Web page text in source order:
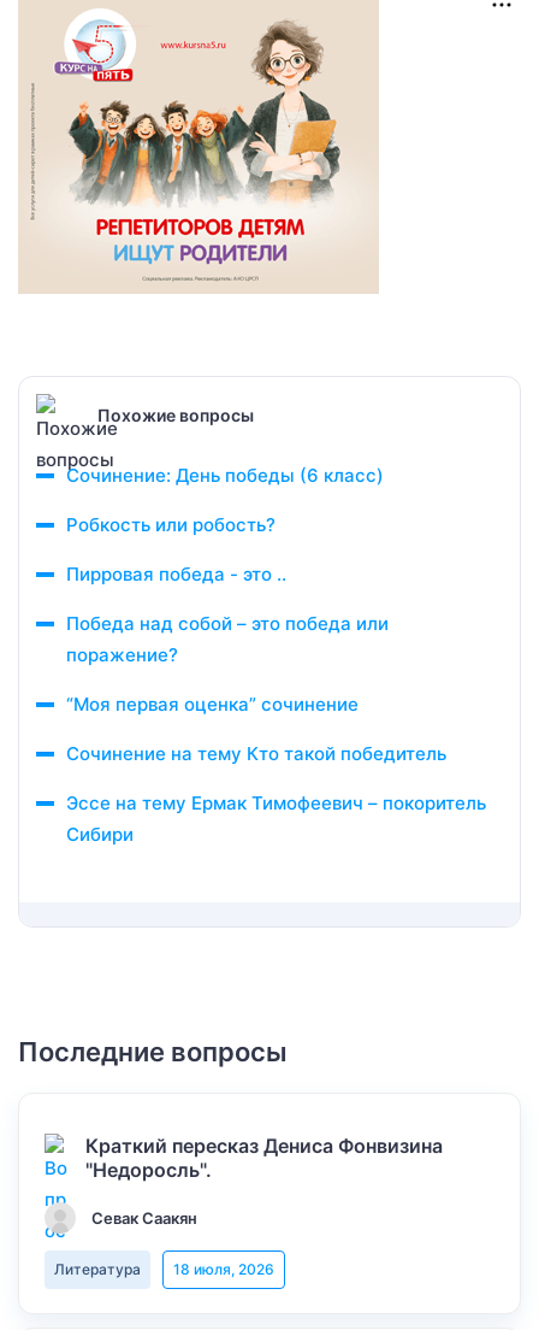
Похожие вопросы
Сочинение: День победы (6 класс)
Робкость или робость?
Пирровая победа - это ..
Победа над собой – это победа или
поражение?
“Моя первая оценка” сочинение
Сочинение на тему Кто такой победитель
Эссе на тему Ермак Тимофеевич – покоритель
Сибири
Последние вопросы
Краткий пересказ Дениса Фонвизина
"Недоросль".
Севак Саакян
Литература 18 июля, 2026